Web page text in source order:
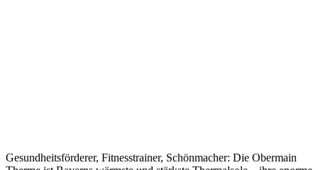
Gesundheitsförderer, Fitnesstrainer, Schönmacher: Die Obermain